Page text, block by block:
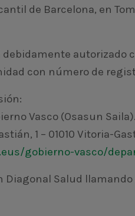
de Barcelona, en
con número de
Vasco (Osasun
1 – 01010 Vitoria-
gobierno-vasco/
Diagonal Salud